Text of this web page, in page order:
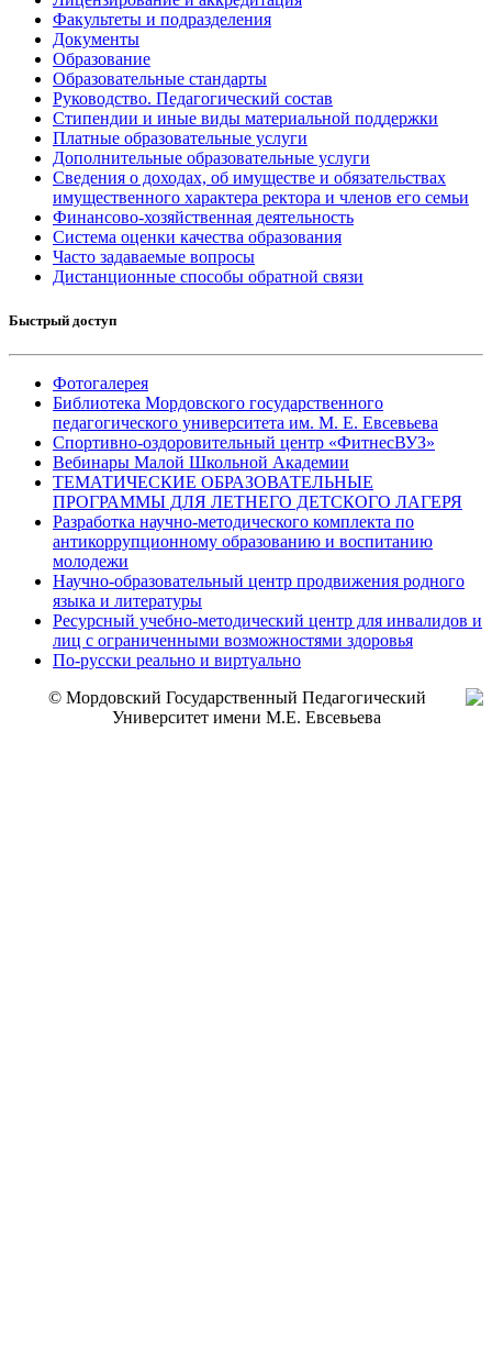
Факультеты и подразделения
Документы
Образование
Образовательные стандарты
Руководство. Педагогический состав
Стипендии и иные виды материальной поддержки
Платные образовательные услуги
Дополнительные образовательные услуги
Сведения о доходах, об имуществе и обязательствах
имущественного характера ректора и членов его семьи
Финансово-хозяйственная деятельность
Система оценки качества образования
Часто задаваемые вопросы
Дистанционные способы обратной связи
Быстрый доступ
Фотогалерея
Библиотека Мордовского государственного
педагогического университета им. М. Е. Евсевьева
Спортивно-оздоровительный центр «ФитнесВУЗ»
Вебинары Малой Школьной Академии
ТЕМАТИЧЕСКИЕ ОБРАЗОВАТЕЛЬНЫЕ
ПРОГРАММЫ ДЛЯ ЛЕТНЕГО ДЕТСКОГО ЛАГЕРЯ
Разработка научно-методического комплекта по
антикоррупционному образованию и воспитанию
молодежи
Научно-образовательный центр продвижения родного
языка и литературы
Ресурсный учебно-методический центр для инвалидов и
лиц с ограниченными возможностями здоровья
По-русски реально и виртуально
© Мордовский Государственный Педагогический
Университет имени М.Е. Евсевьева